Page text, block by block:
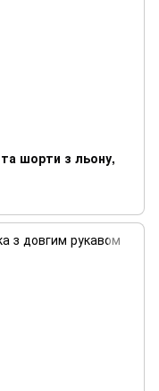
шорти з льону,